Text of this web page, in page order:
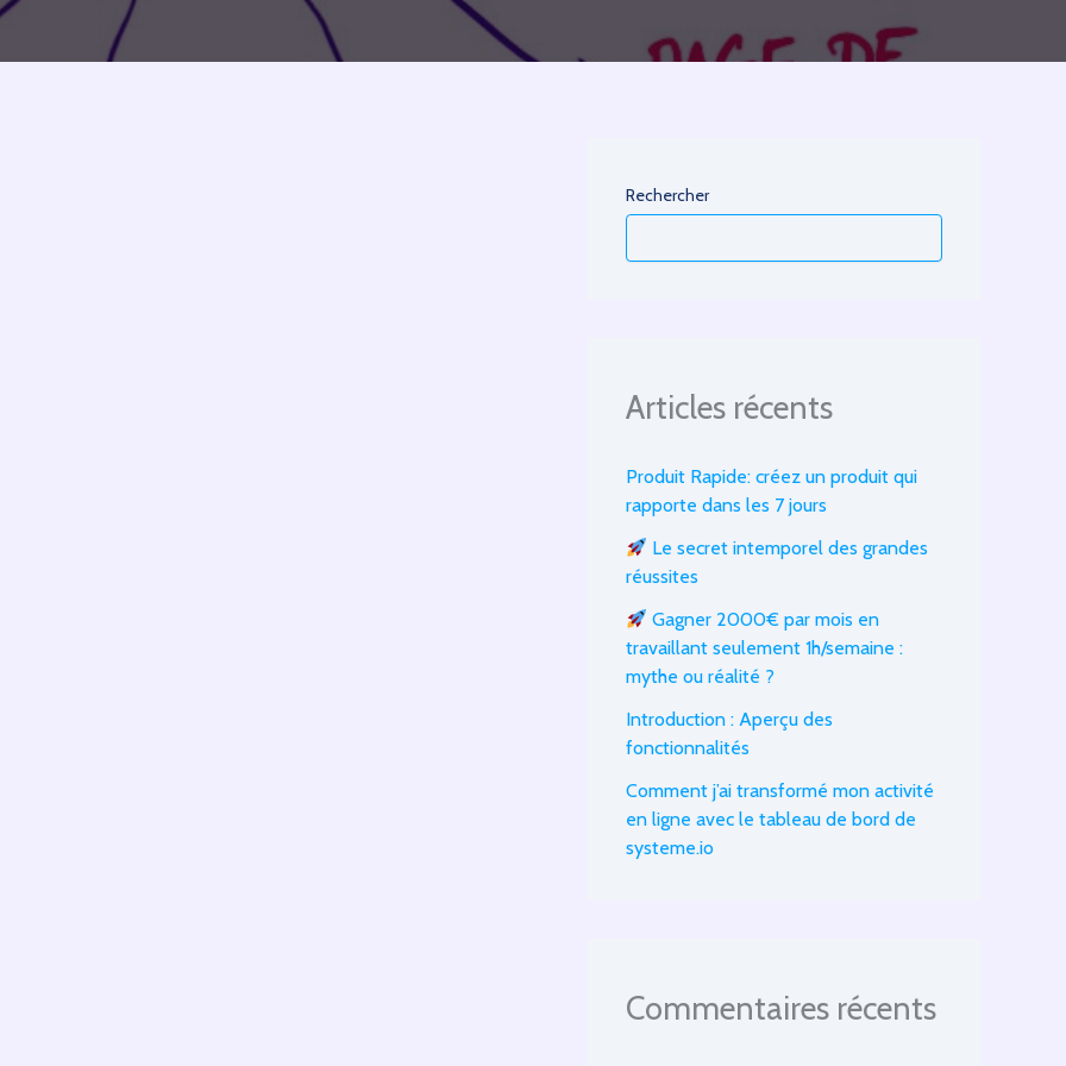
Rechercher
Articles récents
Produit Rapide: créez un produit qui
rapporte dans les 7 jours
Le secret intemporel des grandes
réussites
Gagner 2000€ par mois en
travaillant seulement 1h/semaine :
mythe ou réalité ?
Introduction : Aperçu des
fonctionnalités
Comment j’ai transformé mon activité
en ligne avec le tableau de bord de
systeme.io
Commentaires récents